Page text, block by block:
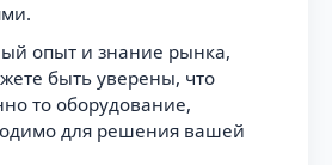
опыт и знание рынка,
быть уверены, что
то оборудование,
для решения вашей